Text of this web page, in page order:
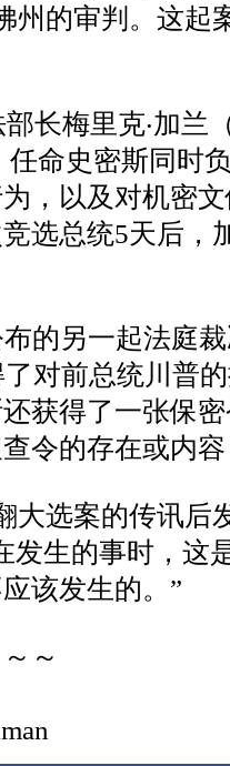
州的审判。这起
部长梅里克‧加兰
任命史密斯同时
，以及对机密
选总统5天后，
布的另一起法庭
对前总统川普
获得了一张保
令的存在或内
大选案的传讯后
发生的事时，这
该发生的。 ”
～